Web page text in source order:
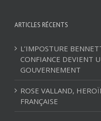
ARTICLES RÉCENTS
L’IMPOSTURE
CONFIANCE DEVIENT
GOUVERNEMENT
ROSE VALLAND,
FRANÇAISE